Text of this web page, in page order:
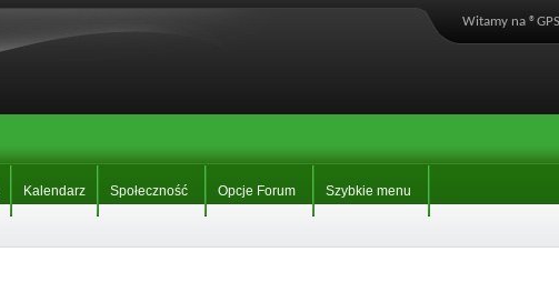
Witamy na
Kalendarz Społeczność Opcje Forum Szybkie menu